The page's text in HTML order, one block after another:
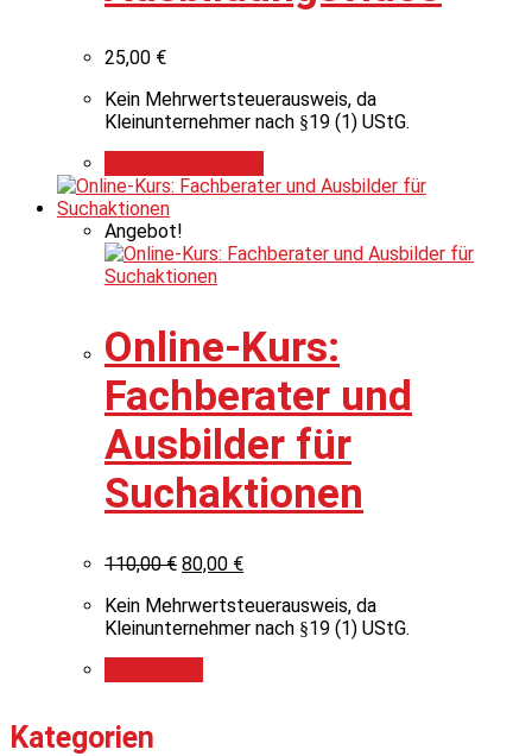
25,00 €
Kein Mehrwertsteuerausweis, da
Kleinunternehmer nach §19 (1) UStG.
Angebot!
Online-Kurs:
Fachberater und
Ausbilder für
Suchaktionen
110,00€ 80,00 €
Kein Mehrwertsteuerausweis, da
Kleinunternehmer nach §19 (1) UStG.
Kategorien